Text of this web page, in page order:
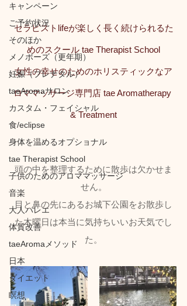
キャンペーン
ご予約状況
そのほか
メノポーズ（更年期）
妊娠（プレナタル）
taeAromaサロン
カスタム・フェイシャル
食/eclipse
身体を温めるオプショナル
tae Therapist School
子供のためのアロママッサージ
音楽
大人バレエ
体質改善
taeAromaメソッド
日本
ダイエット
瞑想
セラピストlifeが楽しく長く続けられるた
めのスクール tae Therapist School
女性の幸せのためのホリスティックなア
ロママッサージ専門店 tae Aromatherapy
& Treatment
頭の中を整理するために散歩は欠かせま
せん。
目と鼻の先にあるお城下公園をお散歩し
た木曜日は本当に気持ちいいお天気でし
た。